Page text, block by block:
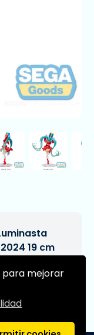
para mejorar
19 cm